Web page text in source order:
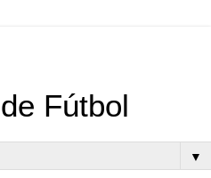
Fútbol
▼